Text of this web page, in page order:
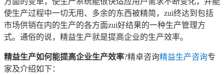
使生产过程中一切无用、多余的东西被精简，zui终达到包括
市场供销在内的生产的各方面zui好结果的一种生产管理方
式。通俗的说，精益生产就是提高企业的生产效率。
精益生产如何能提高企业生产效率?精卓咨询精益生产咨询专
家及介绍如下：